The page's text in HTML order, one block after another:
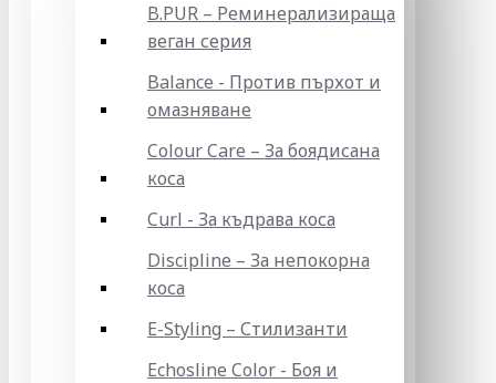
B.PUR – Реминерализираща
веган серия
Balance - Против пърхот и
омазняване
Colour Care – За боядисана
коса
Curl - За къдрава коса
Discipline – За непокорна
коса
E-Styling – Стилизанти
Echosline Color - Боя и